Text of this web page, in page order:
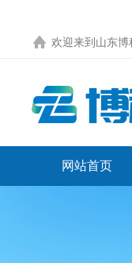
欢迎来到 山东博
网站首页